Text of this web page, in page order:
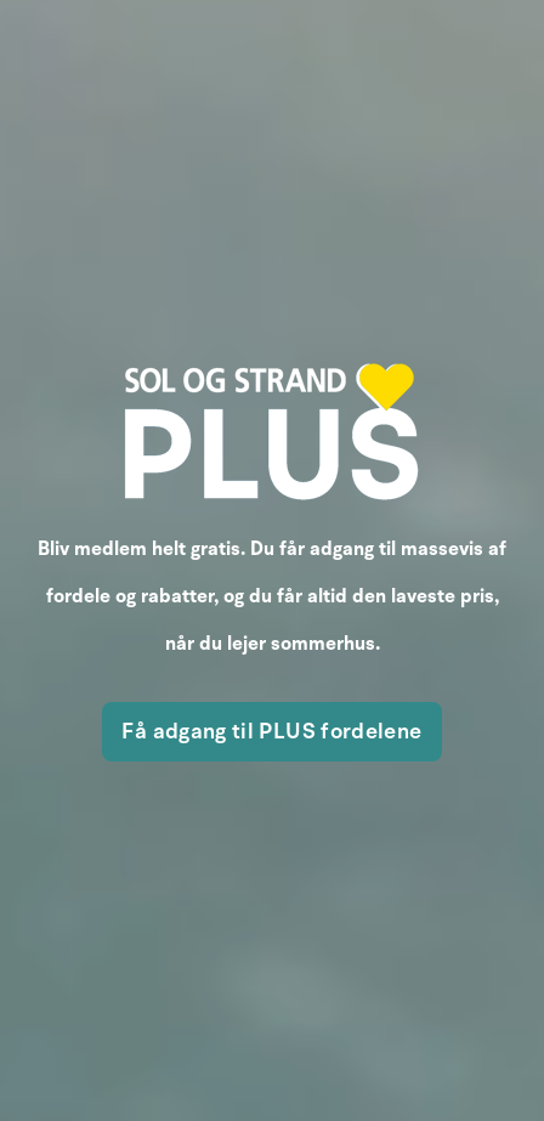
Bliv medlem helt gratis. Du får adgang til massevis af
fordele og rabatter, og du får altid den laveste pris,
når du lejer sommerhus.
Få adgang til PLUS fordelene